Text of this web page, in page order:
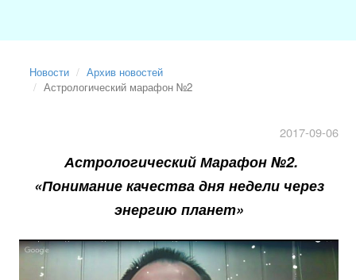
Новости
Архив новостей
Астрологический марафон №2
2017-09-06
Астрологический Марафон №2.
«Понимание качества дня недели через
энергию планет»